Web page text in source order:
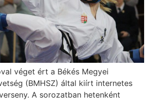
véget ért a Békés Megyei
(BMHSZ) által kiírt internetes
A sorozatban hetenként